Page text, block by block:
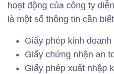
hoạt động của công ty
là một số thông tin cần
Giấy phép kinh doanh
Giấy chứng nhận an
Giấy phép xuất nhập